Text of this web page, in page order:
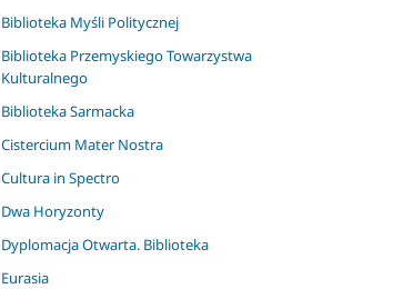
Biblioteka Myśli Politycznej
Biblioteka Przemyskiego Towarzystwa
Kulturalnego
Biblioteka Sarmacka
Cistercium Mater Nostra
Cultura in Spectro
Dwa Horyzonty
Dyplomacja Otwarta. Biblioteka
Eurasia